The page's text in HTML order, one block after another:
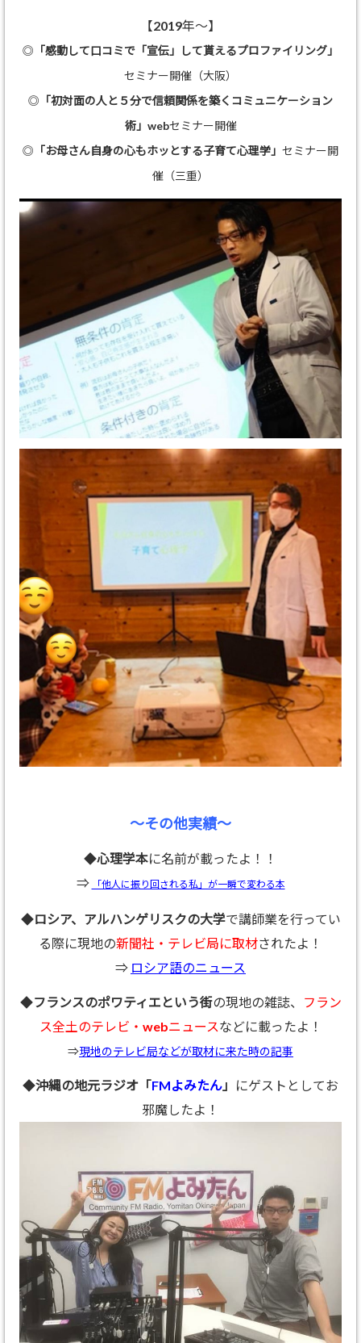
【2019年～】
◎ 「感動して口コミで「宣伝」して貰えるプロファイリング」
セミナー開催（大阪）
◎ 「初対面の人と５分で信頼関係を築くコミュニケーション
術」 webセミナー開催
◎ 「お母さん自身の心もホッとする子育て心理学」 セミナー開
催（三重）
～その他実績～
◆心理学本に名前が載ったよ！！
⇒
「他人に振り回される私」が一瞬で変わる本
◆ロシア、アルハンゲリスクの大学で講師業を行ってい
る際に現地の新聞社・テレビ局に取材されたよ！
⇒ ロシア語のニュース
◆フランスのポワティエという街の現地の雑誌、
フラン
ス全土のテレビ・webニュース などに載ったよ！
⇒現地のテレビ局などが取材に来た時の記事
◆沖縄の地元ラジオ「FMよみたん 」
にゲストとしてお
邪魔したよ！